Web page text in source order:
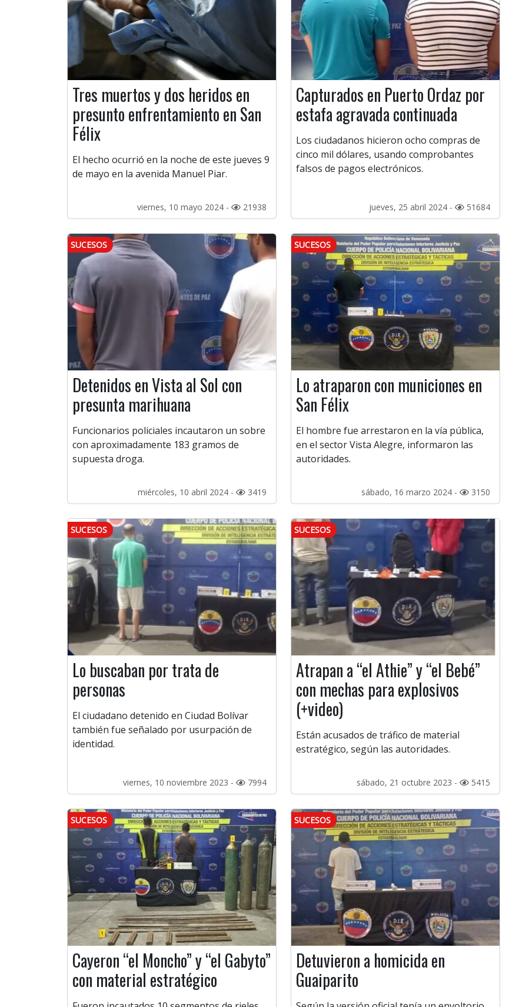
Tres muertos y dos heridos en
presunto enfrentamiento en San
Félix
El hecho ocurrió en la noche de este jueves 9
de mayo en la avenida Manuel Piar.
viernes, 10 mayo 2024 - 21938
Capturados en Puerto Ordaz por
estafa agravada continuada
Los ciudadanos hicieron ocho compras de
cinco mil dólares, usando comprobantes
falsos de pagos electrónicos.
jueves, 25 abril 2024 - 51684
SUCESOS
Detenidos en Vista al Sol con
presunta marihuana
Funcionarios policiales incautaron un sobre
con aproximadamente 183 gramos de
supuesta droga.
miércoles, 10 abril 2024 - 3419
SUCESOS
Lo atraparon con municiones en
San Félix
El hombre fue arrestaron en la vía pública,
en el sector Vista Alegre, informaron las
autoridades.
sábado, 16 marzo 2024 - 3150
SUCESOS
Lo buscaban por trata de
personas
El ciudadano detenido en Ciudad Bolívar
también fue señalado por usurpación de
identidad.
viernes, 10 noviembre 2023 - 7994
SUCESOS
Atrapan a “el Athie” y “el Bebé”
con mechas para explosivos
(+video)
Están acusados de tráfico de material
estratégico, según las autoridades.
sábado, 21 octubre 2023 - 5415
SUCESOS
Cayeron “el Moncho” y “el Gabyto”
con material estratégico
SUCESOS
Detuvieron a homicida en
Guaiparito